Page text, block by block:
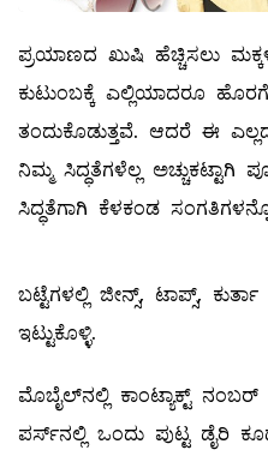
ಪ್ರಯಾಣದ ಖುಷಿ ಹೆಚ್ಚಿಸಲು
ಕುಟುಂಬಕ್ಕೆ ಎಲ್ಲಿಯಾದರೂ ಹೊರಗೆ
ತಂದುಕೊಡುತ್ತವೆ. ಆದರೆ ಈ
ನಿಮ್ಮ ಸಿದ್ಧತೆಗಳೆಲ್ಲ ಅಚ್ಚುಕಟ್ಟಾಗಿ
ಸಿದ್ಧತೆಗಾಗಿ ಕೆಳಕಂಡ
ಬಟ್ಟೆಗಳಲ್ಲಿ ಜೀನ್ಸ್, ಟಾಪ್ಸ್,
ಇಟ್ಟುಕೊಳ್ಳಿ.
ಮೊಬೈಲ್‌ನಲ್ಲಿ ಕಾಂಟ್ಯಾಕ್ಟ್
ಪರ್ಸ್‌ನಲ್ಲಿ ಒಂದು ಪುಟ್ಟ ಡೈರಿ